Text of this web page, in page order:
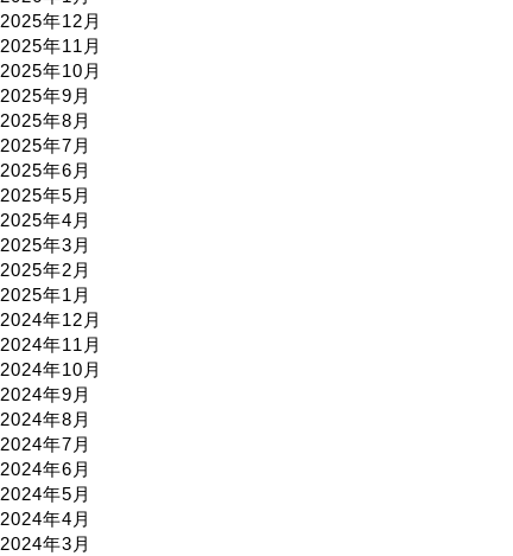
2025年12月
2025年11月
2025年10月
2025年9月
2025年8月
2025年7月
2025年6月
2025年5月
2025年4月
2025年3月
2025年2月
2025年1月
2024年12月
2024年11月
2024年10月
2024年9月
2024年8月
2024年7月
2024年6月
2024年5月
2024年4月
2024年3月